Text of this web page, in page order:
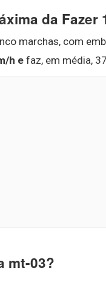
da Fazer
marchas, com
h efaz, em média,
mt-03?